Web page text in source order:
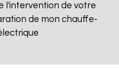
l'intervention de votre
de mon chauffe-